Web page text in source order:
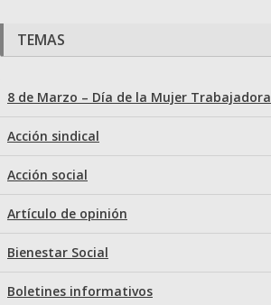
TEMAS
8 de Marzo – Día de la Mujer Trabajadora
Acción sindical
Acción social
Artículo de opinión
Bienestar Social
Boletines informativos